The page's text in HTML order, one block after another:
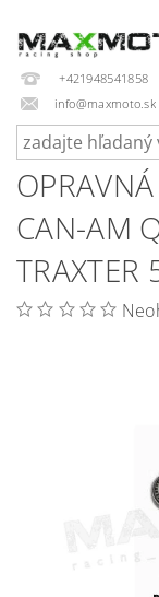
+421948541858
info@maxmoto.sk
CAN-AM